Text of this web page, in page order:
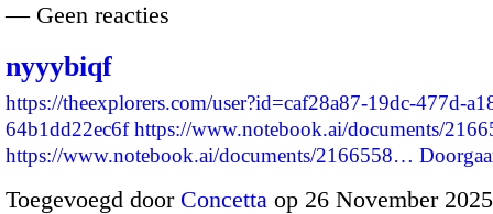
— Geen reacties
nyyybiqf
https://theexplorers.com/user?id=caf28a87-19dc-477d-
64b1dd22ec6f https://www.notebook.ai/documents/
https://www.notebook.ai/documents/2166558…
Toegevoegd door Concetta op 26 November